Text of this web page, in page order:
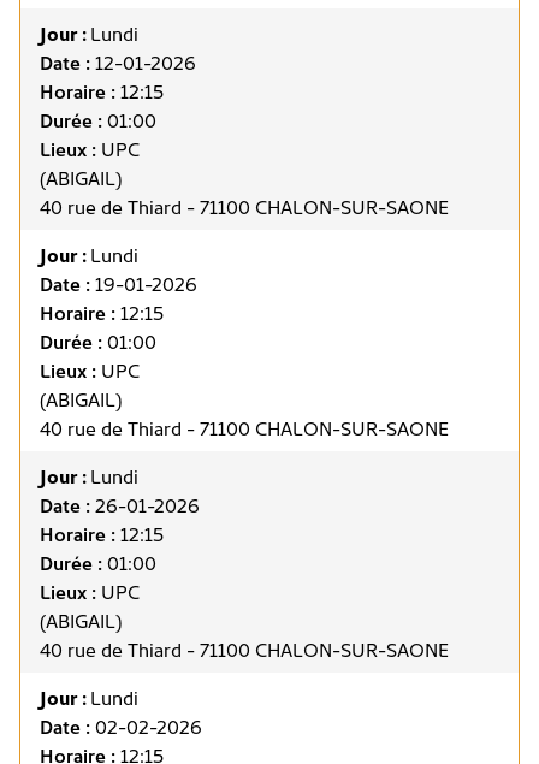
Jour :Lundi
Date :12-01-2026
Horaire :12:15
Durée :01:00
Lieux : UPC
(ABIGAIL)
40 rue de Thiard - 71100 CHALON-SUR-SAONE
Jour :Lundi
Date :19-01-2026
Horaire :12:15
Durée :01:00
Lieux : UPC
(ABIGAIL)
40 rue de Thiard - 71100 CHALON-SUR-SAONE
Jour :Lundi
Date :26-01-2026
Horaire :12:15
Durée :01:00
Lieux : UPC
(ABIGAIL)
40 rue de Thiard - 71100 CHALON-SUR-SAONE
Jour :Lundi
Date :02-02-2026
Horaire :12:15